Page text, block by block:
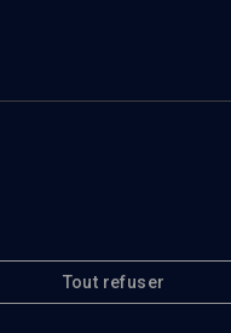
Tout refuser